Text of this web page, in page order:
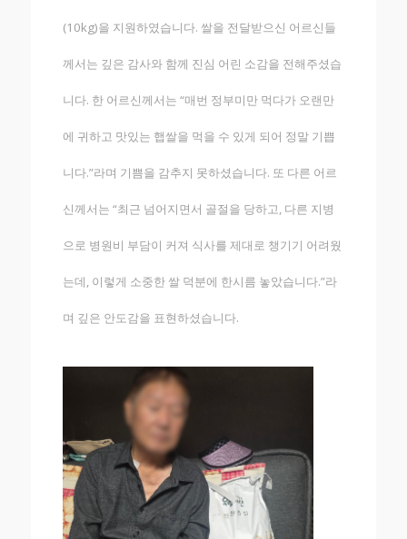
(10kg)을 지원하였습니다. 쌀을 전달받으신 어르신들
께서는 깊은 감사와 함께 진심 어린 소감을 전해주셨습
니다. 한 어르신께서는 “매번 정부미만 먹다가 오랜만
에 귀하고 맛있는 햅쌀을 먹을 수 있게 되어 정말 기쁩
니다.”라며 기쁨을 감추지 못하셨습니다. 또 다른 어르
신께서는 “최근 넘어지면서 골절을 당하고, 다른 지병
으로 병원비 부담이 커져 식사를 제대로 챙기기 어려웠
는데, 이렇게 소중한 쌀 덕분에 한시름 놓았습니다.”라
며 깊은 안도감을 표현하셨습니다.